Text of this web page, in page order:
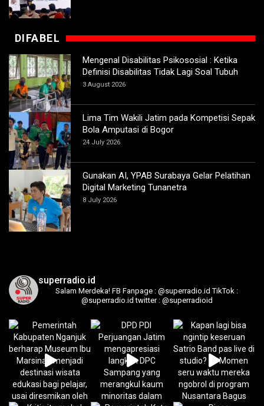
DIFABEL
Mengenal Disabilitas Psikososial : Ketika
Definisi Disabilitas Tidak Lagi Soal Tubuh
3 August 2026
Lima Tim Wakili Jatim pada Kompetisi Sepak
Bola Amputasi di Bogor
24 July 2026
Gunakan AI, YPAB Surabaya Gelar Pelatihan
Digital Marketing Tunanetra
8 July 2026
superradio.id
Salam Merdeka! FB Fanpage : @superradio.id TikTok :
@superradio.id twitter : @superradioid